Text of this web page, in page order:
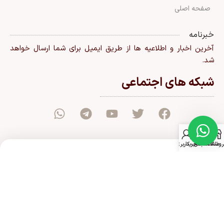
صفحه اصلی
خبرنامه
آخرین اخبار و اطلاعیه ها از طریق ایمیل برای شما ارسال خواهد
شد.
شبکه های اجتماعی
علاقه مندی
0
سبد خرید
حساب کاربری من